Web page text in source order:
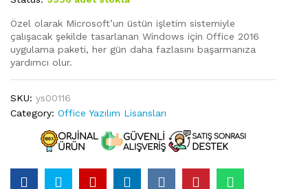
Özel olarak Microsoft’un üstün işletim sistemiyle
çalışacak şekilde tasarlanan Windows için Office 2016
uygulama paketi, her gün daha fazlasını başarmanıza
yardımcı olur.
SKU: ys00116
Category: Office Yazılım Lisansları